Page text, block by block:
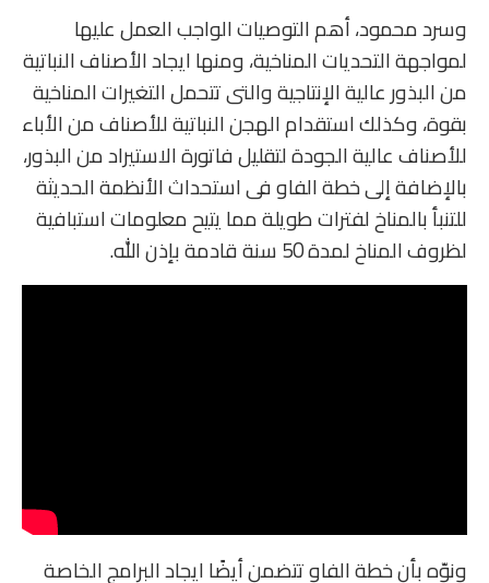
وسرد محمود، أهم التوصيات الواجب العمل عليها
لمواجهة التحديات المناخية، ومنها ايجاد الأصناف النباتية
من البذور عالية الإنتاجية والتى تتحمل التغيرات المناخية
بقوة، وكذلك استقدام الهجن النباتية للأصناف من الأباء
للأصناف عالية الجودة لتقليل فاتورة الاستيراد من البذور،
بالإضافة إلى خطة الفاو فى استحداث الأنظمة الحديثة
للتنبأ بالمناخ لفترات طويلة مما يتيح معلومات استبافية
لظروف المناخ لمدة 50 سنة قادمة بإذن الله.
ونوّه بأن خطة الفاو تتضمن أيضًا ايجاد البرامج الخاصة